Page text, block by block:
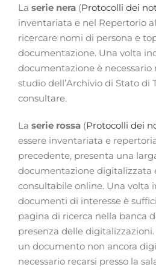
La serie nera (Protocolli dei
inventariata e nel Repertorio
ricercare nomi di persona e
documentazione. Una volta
documentazione è necessario
studio dell’Archivio di Stato di
consultare.
La serie rossa (Protocolli dei
essere inventariata e
precedente, presenta una
documentazione digitalizzata
consultabile online. Una volta
documenti di interesse è
pagina di ricerca nella banca
presenza delle
un documento non ancora
necessario recarsi presso la